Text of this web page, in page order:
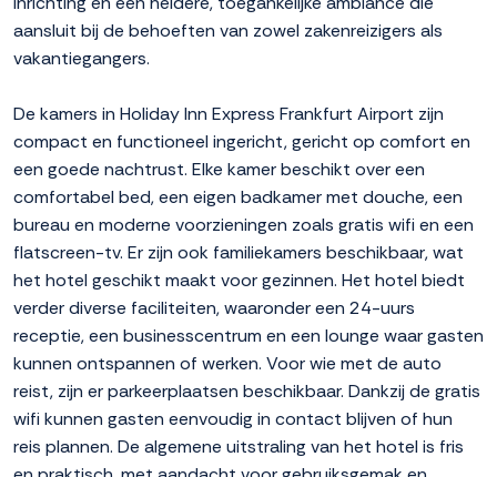
aansluit bij de behoeften van zowel zakenreizigers als
vakantiegangers.
De kamers in Holiday Inn Express Frankfurt Airport zijn
compact en functioneel ingericht, gericht op comfort en
een goede nachtrust. Elke kamer beschikt over een
comfortabel bed, een eigen badkamer met douche, een
bureau en moderne voorzieningen zoals gratis wifi en een
flatscreen-tv. Er zijn ook familiekamers beschikbaar, wat
het hotel geschikt maakt voor gezinnen. Het hotel biedt
verder diverse faciliteiten, waaronder een 24-uurs
receptie, een businesscentrum en een lounge waar gasten
kunnen ontspannen of werken. Voor wie met de auto
reist, zijn er parkeerplaatsen beschikbaar. Dankzij de gratis
wifi kunnen gasten eenvoudig in contact blijven of hun
reis plannen. De algemene uitstraling van het hotel is fris